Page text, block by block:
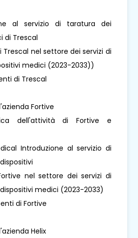
al servizio di taratura dei
di Trescal
Trescal nel settore dei servizi di
medici (2023-2033))
di Trescal
Fortive
dell'attività di Fortive e
Introduzione al servizio di
nel settore dei servizi di
medici (2023-2033)
di Fortive
Helix